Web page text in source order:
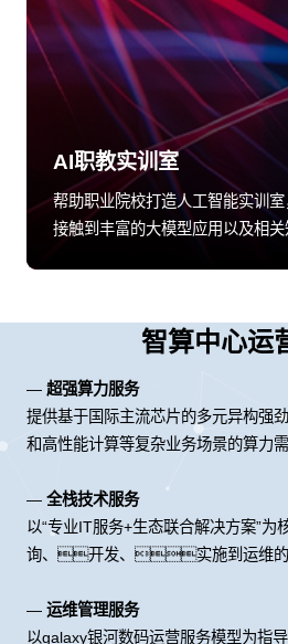
AI职教实训室
帮助职业院校打造人工智能实
接触到丰富的大模型应用以及相关
智算中心运
— 超强算力服务
提供基于国际主流芯片的多元异构
和高性能计算等复杂业务场景的算力
— 全栈技术服务
以“专业IT服务+生态联合解决方案”
询、开发、实施到运维的
— 运维管理服务
以galaxy银河数码运营服务模型为